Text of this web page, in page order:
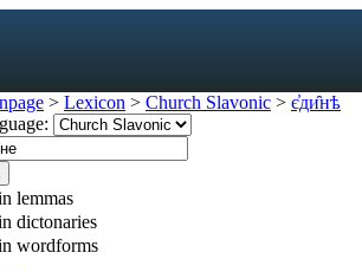
> Lexicon > Church Slavonic > є҆ди̑нѣ
lemmas
dictonaries
wordforms